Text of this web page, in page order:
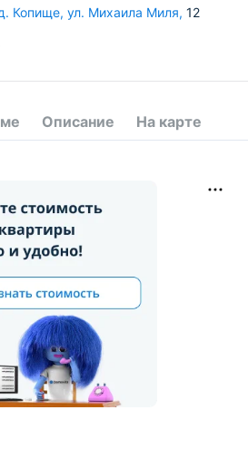
Копище, ул. Михаила Миля, 12
Описание На карте